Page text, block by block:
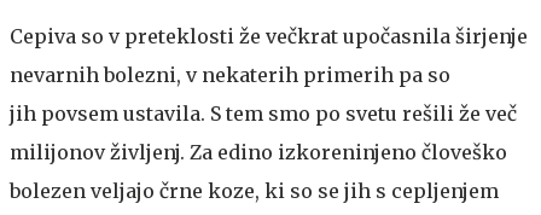
Cepiva so v preteklosti že večkrat upočasnila širjenje
nevarnih bolezni, v nekaterih primerih pa so
jih povsem ustavila. S tem smo po svetu rešili že več
milijonov življenj. Za edino izkoreninjeno človeško
bolezen veljajo črne koze, ki so se jih s cepljenjem